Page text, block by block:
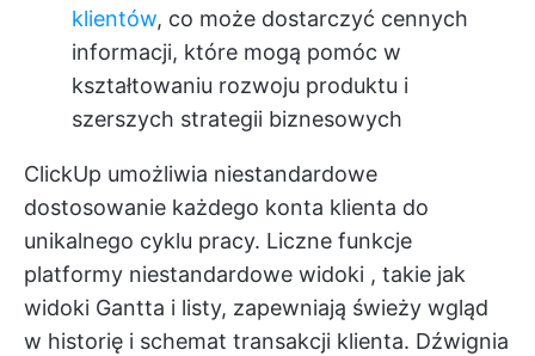
klientów, co może dostarczyć cennych
informacji, które mogą pomóc w
kształtowaniu rozwoju produktu i
szerszych strategii biznesowych
ClickUp umożliwia niestandardowe
dostosowanie każdego konta klienta do
unikalnego cyklu pracy. Liczne funkcje
platformy niestandardowe widoki , takie jak
widoki Gantta i listy, zapewniają świeży wgląd
w historię i schemat transakcji klienta. Dźwignia